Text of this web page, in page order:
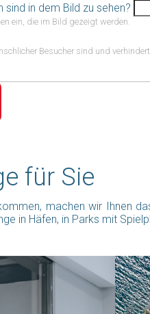
sind in dem Bild zu sehen?
ein, die im Bild gezeigt werden.
Besucher sind und
für Sie
machen wir Ihnen
in Häfen, in Parks mit